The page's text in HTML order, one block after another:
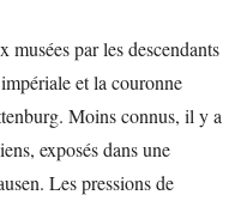
musées par les descendants
et la couronne
Moins connus, il y a
exposés dans une
Les pressions de